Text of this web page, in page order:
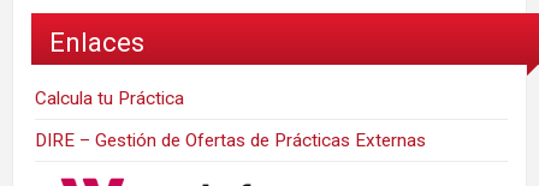
Enlaces
Calcula tu Práctica
DIRE – Gestión de Ofertas de Prácticas Externas